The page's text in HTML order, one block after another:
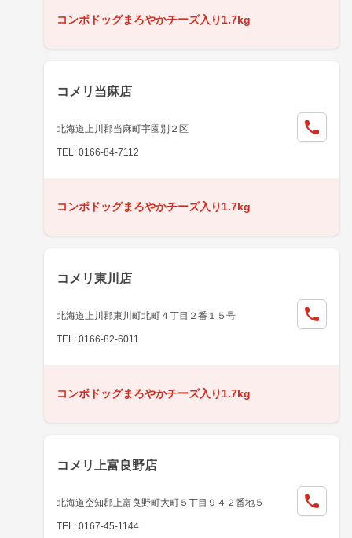
コンボドッグまろやかチーズ入り1.7kg
コメリ当麻店
北海道上川郡当麻町宇園別２区
TEL: 0166-84-7112
コンボドッグまろやかチーズ入り1.7kg
コメリ東川店
北海道上川郡東川町北町４丁目２番１５号
TEL: 0166-82-6011
コンボドッグまろやかチーズ入り1.7kg
コメリ上富良野店
北海道空知郡上富良野町大町５丁目９４２番地５
TEL: 0167-45-1144